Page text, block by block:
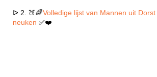
ᐅ 2. 🍑🌈Volledige lijst van Mannen uit
neuken ✅❤️